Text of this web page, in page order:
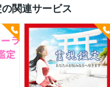
関連サービス